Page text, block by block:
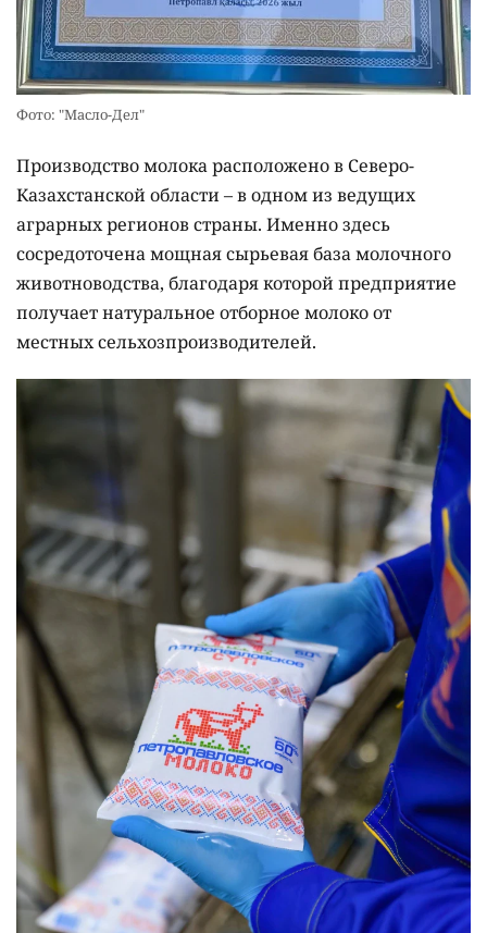
Фото: "Масло-Дел"
Производство молока расположено в Северо-
Казахстанской области – в одном из ведущих
аграрных регионов страны. Именно здесь
сосредоточена мощная сырьевая база молочного
животноводства, благодаря которой предприятие
получает натуральное отборное молоко от
местных сельхозпроизводителей.